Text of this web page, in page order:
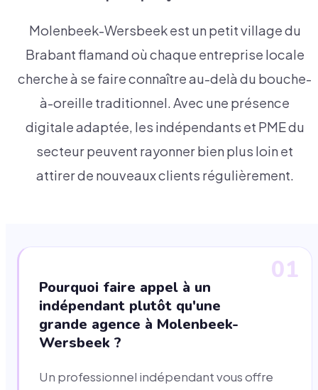
Molenbeek-Wersbeek est un petit village du
Brabant flamand où chaque entreprise locale
cherche à se faire connaître au-delà du bouche-
à-oreille traditionnel. Avec une présence
digitale adaptée, les indépendants et PME du
secteur peuvent rayonner bien plus loin et
attirer de nouveaux clients régulièrement.
01
Pourquoi faire appel à un
indépendant plutôt qu'une
grande agence à Molenbeek-
Wersbeek ?
Un professionnel indépendant vous offre